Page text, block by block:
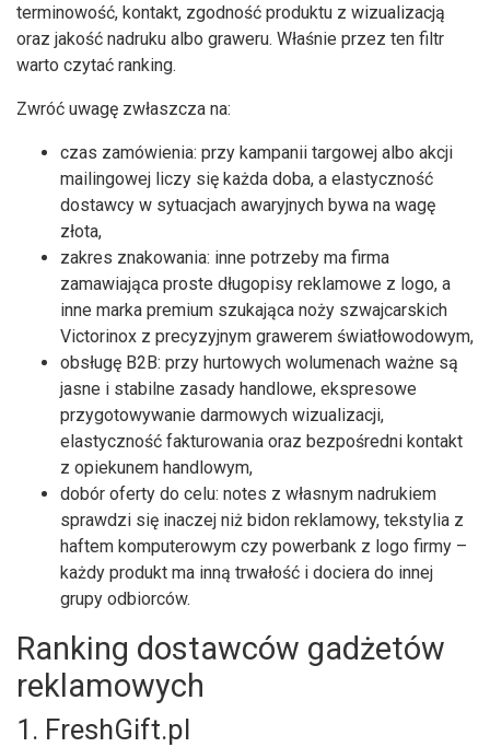
terminowość, kontakt, zgodność produktu z wizualizacją
oraz jakość nadruku albo graweru. Właśnie przez ten filtr
warto czytać ranking.
Zwróć uwagę zwłaszcza na:
czas zamówienia: przy kampanii targowej albo akcji
mailingowej liczy się każda doba, a elastyczność
dostawcy w sytuacjach awaryjnych bywa na wagę
złota,
zakres znakowania: inne potrzeby ma firma
zamawiająca proste długopisy reklamowe z logo, a
inne marka premium szukająca noży szwajcarskich
Victorinox z precyzyjnym grawerem światłowodowym,
obsługę B2B: przy hurtowych wolumenach ważne są
jasne i stabilne zasady handlowe, ekspresowe
przygotowywanie darmowych wizualizacji,
elastyczność fakturowania oraz bezpośredni kontakt
z opiekunem handlowym,
dobór oferty do celu: notes z własnym nadrukiem
sprawdzi się inaczej niż bidon reklamowy, tekstylia z
haftem komputerowym czy powerbank z logo firmy –
każdy produkt ma inną trwałość i dociera do innej
grupy odbiorców.
Ranking dostawców gadżetów
reklamowych
1. FreshGift.pl